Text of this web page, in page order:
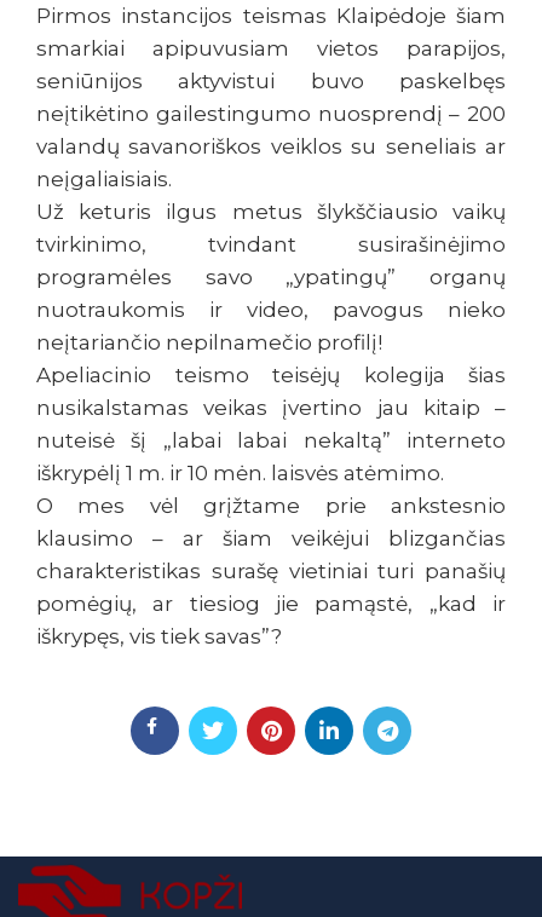
Pirmos instancijos teismas Klaipėdoje šiam
smarkiai apipuvusiam vietos parapijos,
seniūnijos aktyvistui buvo paskelbęs
neįtikėtino gailestingumo nuosprendį – 200
valandų savanoriškos veiklos su seneliais ar
neįgaliaisiais.
Už keturis ilgus metus šlykščiausio vaikų
tvirkinimo, tvindant susirašinėjimo
programėles savo „ypatingų” organų
nuotraukomis ir video, pavogus nieko
neįtariančio nepilnamečio profilį!
Apeliacinio teismo teisėjų kolegija šias
nusikalstamas veikas įvertino jau kitaip –
nuteisė šį „labai labai nekaltą” interneto
iškrypėlį 1 m. ir 10 mėn. laisvės atėmimo.
O mes vėl grįžtame prie ankstesnio
klausimo – ar šiam veikėjui blizgančias
charakteristikas surašę vietiniai turi panašių
pomėgių, ar tiesiog jie pamąstė, „kad ir
iškrypęs, vis tiek savas”?